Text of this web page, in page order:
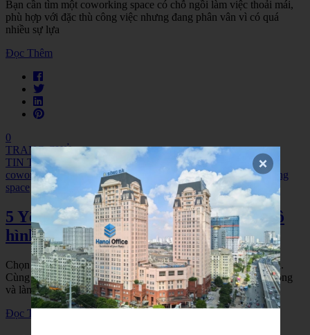
Bạn cần tìm một coworking space có chỗ ngồi làm việc thoải mái,
phù hợp với đặc thù công việc nhưng đang phân vân vì có quá
nhiều sự lựa
Đọc Thêm
0
TRANG CHỦ
TIN TỨC
coworking space,hà đông coworking space,mô hình coworking
space
5 Yếu tố không nên bỏ qua khi chọn mô
hình Coworking Space Hà Đông
Chọn lựa một không gian làm việc lý tưởng không hề đơn giản.
Cùng Hanoi Office tìm hiểu mô hình Co working space Hà Đông
và làm rõ thế nào
Đọc Thêm